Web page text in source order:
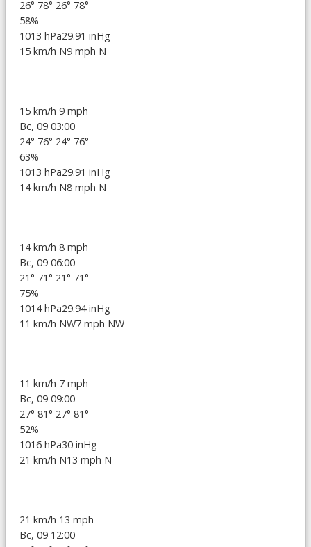
26° 78° 26° 78°
58%
1013 hPa29.91 inHg
15 km/h N9 mph N
15 km/h 9 mph
Вс, 09 03:00
24° 76° 24° 76°
63%
1013 hPa29.91 inHg
14 km/h N8 mph N
14 km/h 8 mph
Вс, 09 06:00
21° 71° 21° 71°
75%
1014 hPa29.94 inHg
11 km/h NW7 mph NW
11 km/h 7 mph
Вс, 09 09:00
27° 81° 27° 81°
52%
1016 hPa30 inHg
21 km/h N13 mph N
21 km/h 13 mph
Вс, 09 12:00